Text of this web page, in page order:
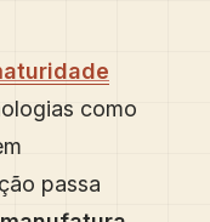
como
passa